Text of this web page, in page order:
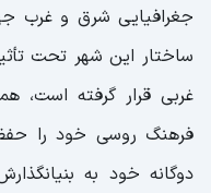
جغرافیایی شرق و غرب
ساختار این شهر تحت
غربی قرار گرفته است،
فرهنگ روسی خود را
دوگانه خود به